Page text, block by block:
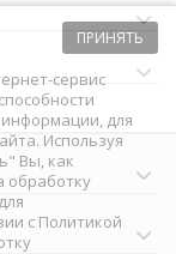
ПРИНЯТЬ
сервис
для
Используя
Вы, как
обработку
с Политикой